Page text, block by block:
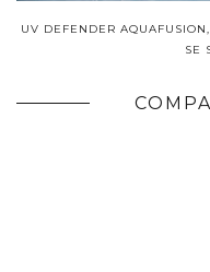
UV DEFENDER
SE